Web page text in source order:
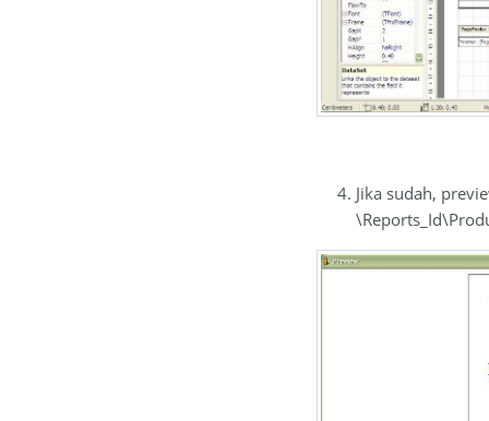
Jika sudah,